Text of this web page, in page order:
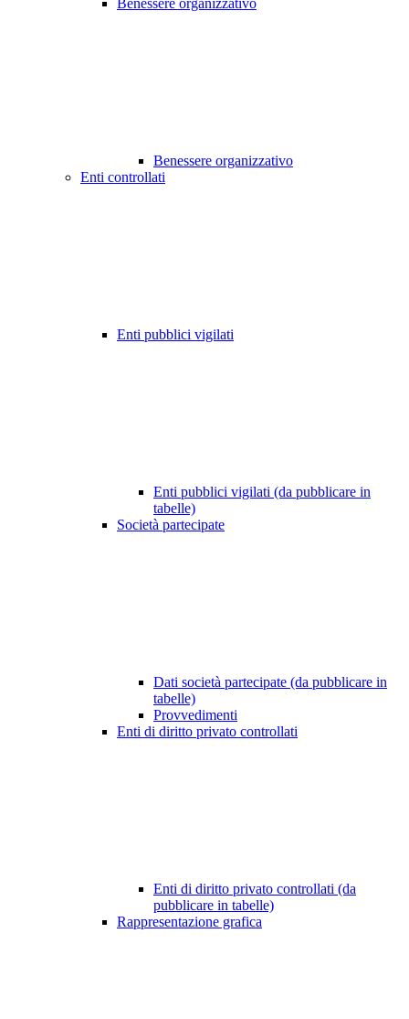
Benessere organizzativo
Benessere organizzativo
Enti controllati
Enti pubblici vigilati
Enti pubblici vigilati (da pubblicare in
tabelle)
Società partecipate
Dati società partecipate (da pubblicare in
tabelle)
Provvedimenti
Enti di diritto privato controllati
Enti di diritto privato controllati (da
pubblicare in tabelle)
Rappresentazione grafica